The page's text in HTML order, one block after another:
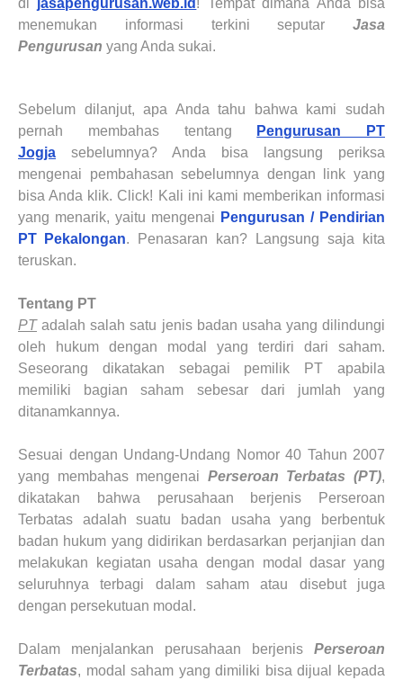
menemukan informasi terkini seputar Jasa
Pengurusan yang Anda sukai.
Sebelum dilanjut, apa Anda tahu bahwa kami sudah
pernah membahas tentang
Pengurusan PT
Jogja sebelumnya? Anda bisa langsung periksa
mengenai pembahasan sebelumnya dengan link yang
bisa Anda klik. Click! Kali ini kami memberikan informasi
yang menarik, yaitu mengenai Pengurusan / Pendirian
PT
Pekalongan. Penasaran kan? Langsung saja kita
teruskan.
Tentang PT
PTadalah salah satu jenis badan usaha yang dilindungi
oleh hukum dengan modal yang terdiri dari saham.
Seseorang dikatakan sebagai pemilik PT apabila
memiliki bagian saham sebesar dari jumlah yang
ditanamkannya.
Sesuai dengan Undang-Undang Nomor 40 Tahun 2007
yang membahas mengenai Perseroan Terbatas (PT),
dikatakan bahwa perusahaan berjenis Perseroan
Terbatas adalah suatu badan usaha yang berbentuk
badan hukum yang didirikan berdasarkan perjanjian dan
melakukan kegiatan usaha dengan modal dasar yang
seluruhnya terbagi dalam saham atau disebut juga
dengan persekutuan modal.
Dalam menjalankan perusahaan berjenis Perseroan
Terbatas, modal saham yang dimiliki bisa dijual kepada